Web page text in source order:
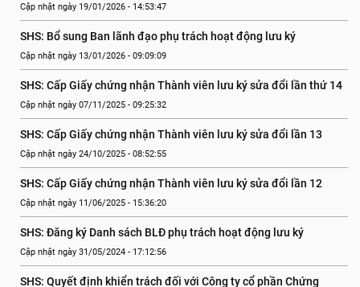
Cập nhật ngày 19/01/2026 - 14:53:47
SHS: Bổ sung Ban lãnh đạo phụ trách hoạt động lưu ký
Cập nhật ngày 13/01/2026 - 09:09:09
SHS: Cấp Giấy chứng nhận Thành viên lưu ký sửa đổi lần thứ 14
Cập nhật ngày 07/11/2025 - 09:25:32
SHS: Cấp Giấy chứng nhận Thành viên lưu ký sửa đổi lần 13
Cập nhật ngày 24/10/2025 - 08:52:55
SHS: Cấp Giấy chứng nhận Thành viên lưu ký sửa đổi lần 12
Cập nhật ngày 11/06/2025 - 15:36:20
SHS: Đăng ký Danh sách BLĐ phụ trách hoạt động lưu ký
Cập nhật ngày 31/05/2024 - 17:12:56
SHS: Quyết định khiển trách đối với Công ty cổ phần Chứng